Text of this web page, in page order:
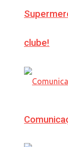
clube!